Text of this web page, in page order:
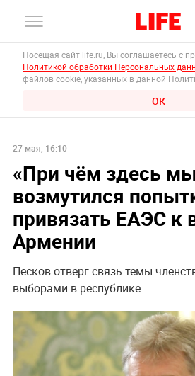
Посещая сайт life.ru, Вы соглашаетесь с
Политикой обработки Персональных
файлов cookie, указанных в данной
ОК
27 мая, 16:10
«При чём здесь
возмутился
привязать ЕАЭС к
Армении
Песков отверг связь темы
выборами в республике